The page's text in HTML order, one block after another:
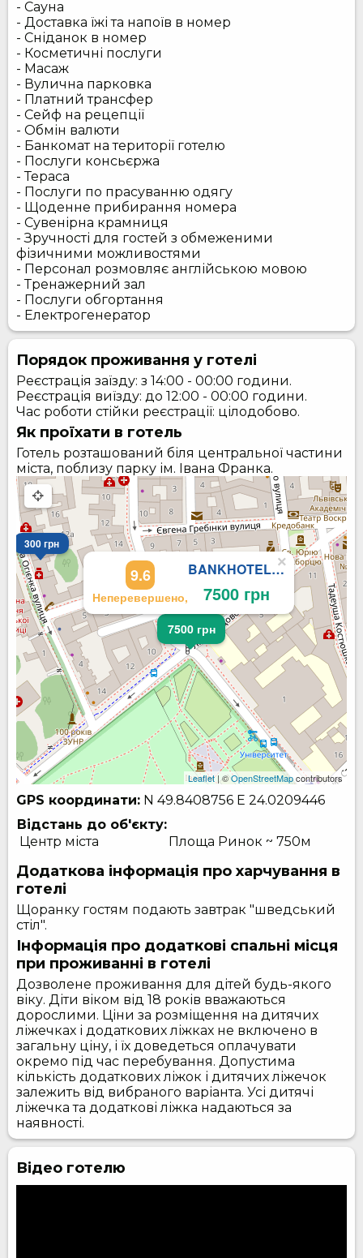
- Сауна
- Доставка їжі та напоїв в номер
- Сніданок в номер
- Косметичні послуги
- Масаж
- Вулична парковка
- Платний трансфер
- Сейф на рецепції
- Обмін валюти
- Банкомат на території готелю
- Послуги консьєржа
- Тераса
- Послуги по прасуванню одягу
- Щоденне прибирання номера
- Сувенірна крамниця
- Зручності для гостей з обмеженими
фізичними можливостями
- Персонал розмовляє англійською мовою
- Тренажерний зал
- Послуги обгортання
- Електрогенератор
Порядок проживання у готелі
Реєстрація заїзду: з 14:00 - 00:00 години.
Реєстрація виїзду: до 12:00 - 00:00 години.
Час роботи стійки реєстрації: цілодобово.
Як проїхати в готель
Готель розташований біля центральної частини
міста, поблизу парку ім. Івана Франка.
7500 грн
300 грн
Неперевершено,
9.6 BANKHOTEL art-congress hall
7500 грн
×
Leaflet| ©OpenStreetMapcontributors
GPS координати: N 49.8408756 E 24.0209446
Відстань до об'єкту:
Центр міста
Площа Ринок ~ 750м
Додаткова інформація про харчування в
готелі
Щоранку гостям подають завтрак "шведський
стіл".
Інформація про додаткові спальні місця
при проживанні в готелі
Дозволене проживання для дітей будь-якого
віку. Діти віком від 18 років вважаються
дорослими. Ціни за розміщення на дитячих
ліжечках і додаткових ліжках не включено в
загальну ціну, і їх доведеться оплачувати
окремо під час перебування. Допустима
кількість додаткових ліжок і дитячих ліжечок
залежить від вибраного варіанта. Усі дитячі
ліжечка та додаткові ліжка надаються за
наявності.
Відео готелю